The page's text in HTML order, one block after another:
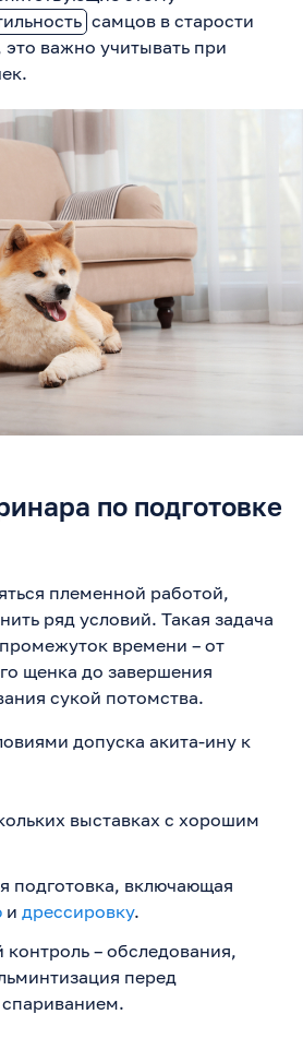
самцов в старости
важно учитывать при
по подготовке
племенной работой,
ряд условий. Такая задача
времени – от
щенка до завершения
сукой потомства.
допуска акита-ину к
выставках с хорошим
подготовка, включающая
и дрессировку.
– обследования,
перед